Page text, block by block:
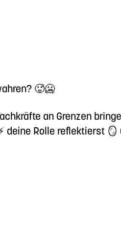
🥵🥶
an Grenzen
deine Rolle reflektierst 🪞